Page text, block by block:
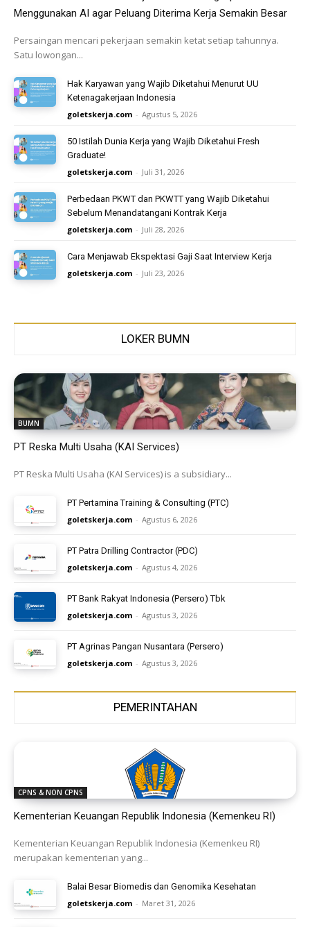
Menggunakan AI agar Peluang Diterima Kerja Semakin Besar
Persaingan mencari pekerjaan semakin ketat setiap tahunnya.
Satu lowongan...
Hak Karyawan yang Wajib Diketahui Menurut UU
Ketenagakerjaan Indonesia
goletskerja.com - Agustus 5, 2026
50 Istilah Dunia Kerja yang Wajib Diketahui Fresh
Graduate!
goletskerja.com - Juli 31, 2026
Perbedaan PKWT dan PKWTT yang Wajib Diketahui
Sebelum Menandatangani Kontrak Kerja
goletskerja.com - Juli 28, 2026
Cara Menjawab Ekspektasi Gaji Saat Interview Kerja
goletskerja.com - Juli 23, 2026
LOKER BUMN
BUMN
PT Reska Multi Usaha (KAI Services)
PT Reska Multi Usaha (KAI Services) is a subsidiary...
PT Pertamina Training & Consulting (PTC)
goletskerja.com - Agustus 6, 2026
PT Patra Drilling Contractor (PDC)
goletskerja.com - Agustus 4, 2026
PT Bank Rakyat Indonesia (Persero) Tbk
goletskerja.com - Agustus 3, 2026
PT Agrinas Pangan Nusantara (Persero)
goletskerja.com - Agustus 3, 2026
PEMERINTAHAN
CPNS & NON CPNS
Kementerian Keuangan Republik Indonesia (Kemenkeu RI)
Kementerian Keuangan Republik Indonesia (Kemenkeu RI)
merupakan kementerian yang...
Balai Besar Biomedis dan Genomika Kesehatan
goletskerja.com - Maret 31, 2026